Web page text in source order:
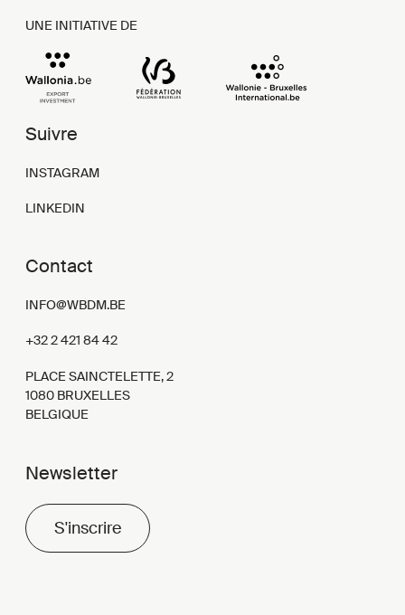
UNE INITIATIVE DE
Suivre
INSTAGRAM
LINKEDIN
Contact
INFO@WBDM.BE
+32 2 421 84 42
PLACE SAINCTELETTE, 2
1080 BRUXELLES
BELGIQUE
Newsletter
S'inscrire